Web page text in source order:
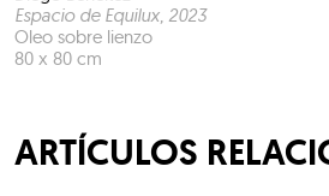
Espacio de Equilux, 2023
Oleo sobre lienzo
80 x 80 cm
ARTÍCULOS